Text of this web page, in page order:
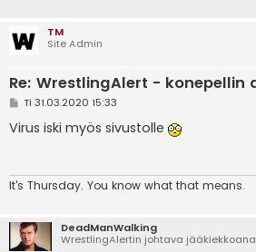
TM
Site Admin
Re: WrestlingAlert - konepellin
V
e
s
Ti 31.03.2020 15:33
Virus iski myös sivustolle
It's Thursday. You know what that means.
DeadManWalking
WrestlingAlertin johtava